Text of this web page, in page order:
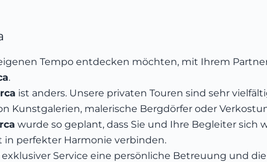
Tempo entdecken möchten, mit Ihrem
.
ist anders. Unsere privaten Touren sind sehr
Kunstgalerien, malerische Bergdörfer oder
wurde so geplant, dass Sie und Ihre Begleiter
perfekter Harmonie verbinden.
Service eine persönliche Betreuung und